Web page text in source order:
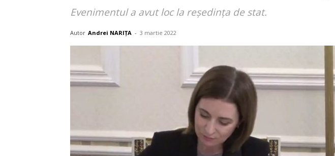
Evenimentul a avut loc la reședința de stat.
Autor Andrei NARIȚA - 3 martie 2022